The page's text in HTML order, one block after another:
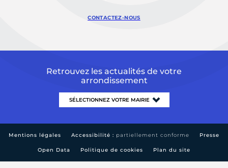
CONTACTEZ-NOUS
Retrouvez les actualités de votre
arrondissement
Mentions légales Accessibilité : partiellement conforme Presse
Open Data Politique de cookies Plan du site